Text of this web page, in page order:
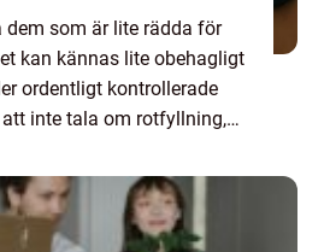
dem som är lite rädda för
kan kännas lite obehagligt
ordentligt kontrollerade
inte tala om rotfyllning,